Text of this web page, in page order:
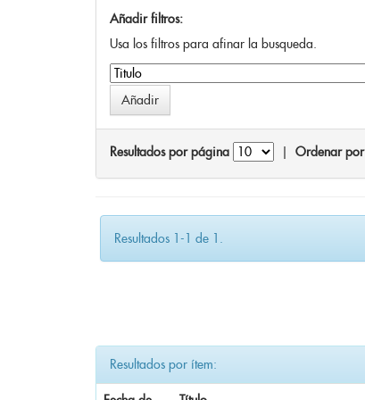
Añadir filtros:
Usa los filtros para afinar la busqueda.
Resultados por página Ordenar por
Resultados 1-1 de 1.
Resultados por ítem: